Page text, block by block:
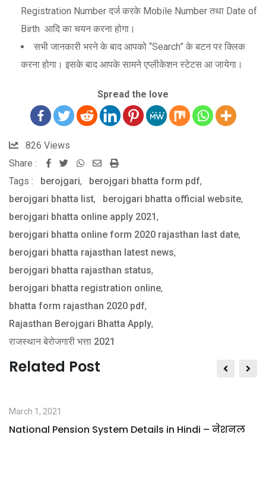
Registration Number दर्ज करके Mobile Number तथा Date of
Birth आदि का चयन करना होगा।
सभी जानकारी भरने के बाद आपको “Search” के बटन पर क्लिक
करना होगा। इसके बाद आपके सामने एप्लीकेशन स्टेटस आ जायेगा।
Spread the love
826 Views
Share :
Whatsapp
Share
via
Email
Print
Tags : berojgari, berojgari bhatta form pdf,
berojgari bhatta list, berojgari bhatta official website,
berojgari bhatta online apply 2021 ,
berojgari bhatta online form 2020 rajasthan last date,
berojgari bhatta rajasthan latest news,
berojgari bhatta rajasthan status,
berojgari bhatta registration online,
bhatta form rajasthan 2020 pdf,
Rajasthan Berojgari Bhatta Apply,
राजस्थान बेरोजगारी भत्ता 2021
Related Post
March 1, 2021
National Pension System Details in Hindi – नेशनल